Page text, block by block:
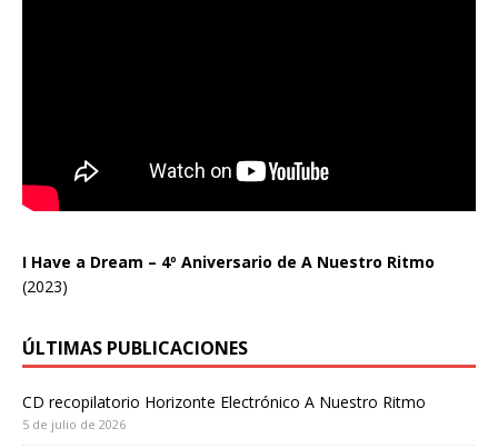
I Have a Dream – 4º Aniversario de A Nuestro Ritmo
(2023)
ÚLTIMAS PUBLICACIONES
CD recopilatorio Horizonte Electrónico A Nuestro Ritmo
5 de julio de 2026